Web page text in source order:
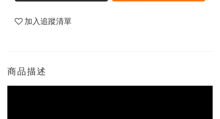
加入追蹤清單
商品描述